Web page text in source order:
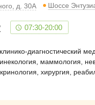
д. 30А Шоссе
07:30-20:00
диагностический
маммология,
хирургия,